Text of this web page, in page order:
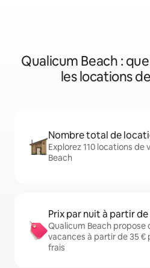
Qualicum Beach :
les locations
Nombre total de
Explorez 110 locations de
Beach
Prix par nuit à partir de
Qualicum Beach propose
vacances à partir de 35 €
frais